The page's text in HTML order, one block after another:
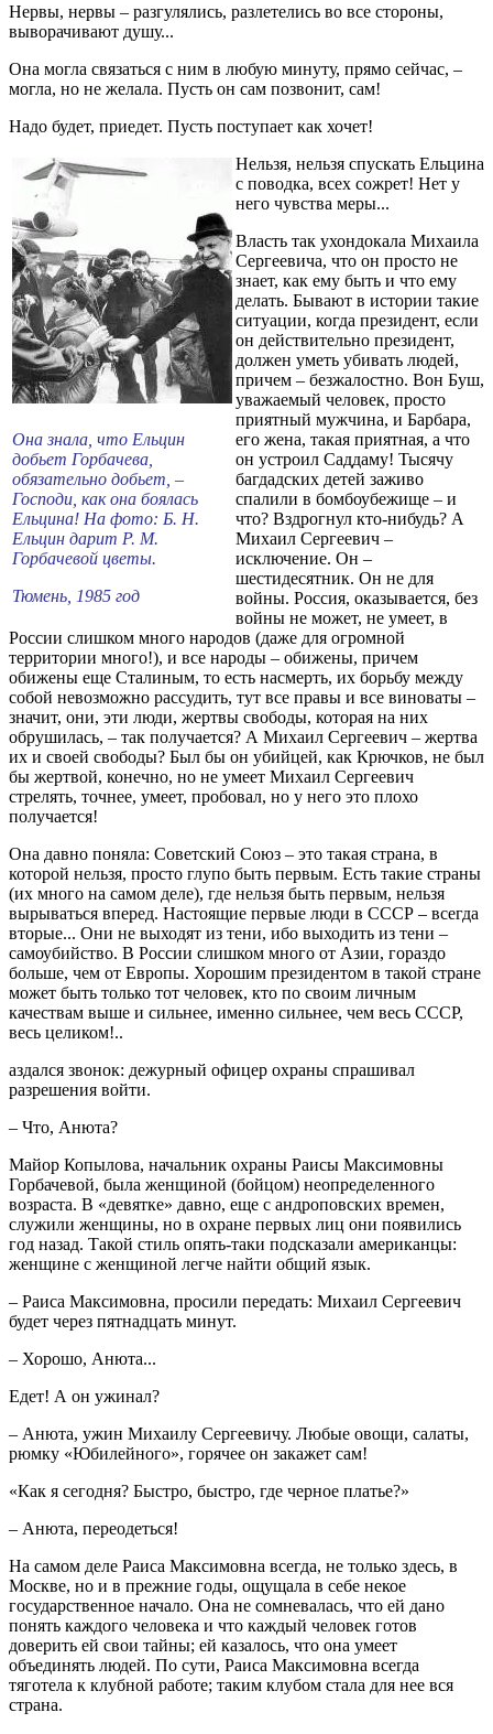
Нервы, нервы – разгулялись, разлетелись во все стороны,
выворачивают душу...
Она могла связаться с ним в любую минуту, прямо сейчас, –
могла, но не желала. Пусть он сам позвонит, сам!
Надо будет, приедет. Пусть поступает как хочет!
Она знала, что Ельцин
добьет Горбачева,
обязательно добьет, –
Господи, как она боялась
Ельцина! На фото: Б. Н.
Ельцин дарит Р. М.
Горбачевой цветы.
Тюмень, 1985 год
Нельзя, нельзя спускать Ельцина
с поводка, всех сожрет! Нет у
него чувства меры...
Власть так ухондокала Михаила
Сергеевича, что он просто не
знает, как ему быть и что ему
делать. Бывают в истории такие
ситуации, когда президент, если
он действительно президент,
должен уметь убивать людей,
причем – безжалостно. Вон Буш,
уважаемый человек, просто
приятный мужчина, и Барбара,
его жена, такая приятная, а что
он устроил Саддаму! Тысячу
багдадских детей заживо
спалили в бомбоубежище – и
что? Вздрогнул кто-нибудь? А
Михаил Сергеевич –
исключение. Он –
шестидесятник. Он не для
войны. Россия, оказывается, без
войны не может, не умеет, в
России слишком много народов (даже для огромной
территории много!), и все народы – обижены, причем
обижены еще Сталиным, то есть насмерть, их борьбу между
собой невозможно рассудить, тут все правы и все виноваты –
значит, они, эти люди, жертвы свободы, которая на них
обрушилась, – так получается? А Михаил Сергеевич – жертва
их и своей свободы? Был бы он убийцей, как Крючков, не был
бы жертвой, конечно, но не умеет Михаил Сергеевич
стрелять, точнее, умеет, пробовал, но у него это плохо
получается!
Она давно поняла: Советский Союз – это такая страна, в
которой нельзя, просто глупо быть первым. Есть такие страны
(их много на самом деле), где нельзя быть первым, нельзя
вырываться вперед. Настоящие первые люди в СССР – всегда
вторые... Они не выходят из тени, ибо выходить из тени –
самоубийство. В России слишком много от Азии, гораздо
больше, чем от Европы. Хорошим президентом в такой стране
может быть только тот человек, кто по своим личным
качествам выше и сильнее, именно сильнее, чем весь СССР,
весь целиком!..
аздался звонок: дежурный офицер охраны спрашивал
разрешения войти.
– Что, Анюта?
Майор Копылова, начальник охраны Раисы Максимовны
Горбачевой, была женщиной (бойцом) неопределенного
возраста. В «девятке» давно, еще с андроповских времен,
служили женщины, но в охране первых лиц они появились
год назад. Такой стиль опять-таки подсказали американцы:
женщине с женщиной легче найти общий язык.
– Раиса Максимовна, просили передать: Михаил Сергеевич
будет через пятнадцать минут.
– Хорошо, Анюта...
Едет! А он ужинал?
– Анюта, ужин Михаилу Сергеевичу. Любые овощи, салаты,
рюмку «Юбилейного», горячее он закажет сам!
«Как я сегодня? Быстро, быстро, где черное платье?»
– Анюта, переодеться!
На самом деле Раиса Максимовна всегда, не только здесь, в
Москве, но и в прежние годы, ощущала в себе некое
государственное начало. Она не сомневалась, что ей дано
понять каждого человека и что каждый человек готов
доверить ей свои тайны; ей казалось, что она умеет
объединять людей. По сути, Раиса Максимовна всегда
тяготела к клубной работе; таким клубом стала для нее вся
страна.